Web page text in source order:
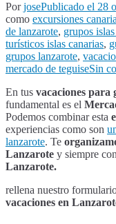
PorjosePublicado el 28
como excursiones
de lanzarote, grupos
turísticos islas canarias,
grupos lanzarote,
mercado de teguiseSin
En tus vacaciones para
fundamental es el
Podemos combinar esta
experiencias como son
lanzarote. Te
Lanzarote y siempre
Lanzarote.
rellena nuestro
vacaciones en